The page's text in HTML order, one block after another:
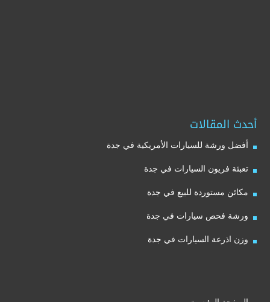
أحدث المقالات
أفضل ورشة للسيارات الأمريكية في جدة
تعبئة فريون السيارات في جدة
مكائن مستوردة للبيع في جدة
ورشة فحص سيارات في جدة
وزن اذرعة السيارات في جدة